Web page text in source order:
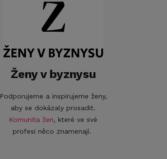
Ženy v byznysu
Podporujeme a inspirujeme ženy,
aby se dokázaly prosadit.
Komunita žen, které ve své
profesi něco znamenají.